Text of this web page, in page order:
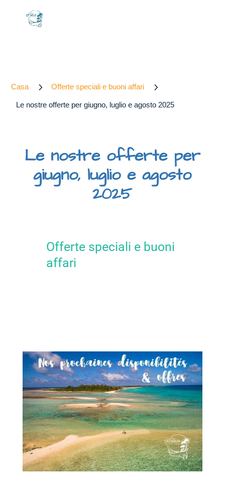
Casa 5 Offerte speciali e buoni affari 5
Le nostre offerte per giugno, luglio e agosto 2025
Le nostre offerte per
giugno, luglio e agosto
2025
Offerte speciali e buoni
affari